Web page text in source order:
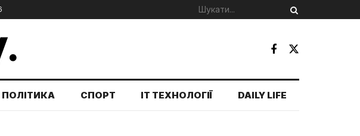
ПОЛІТИКА СПОРТ IT ТЕХНОЛОГІЇ DAILY LIFE